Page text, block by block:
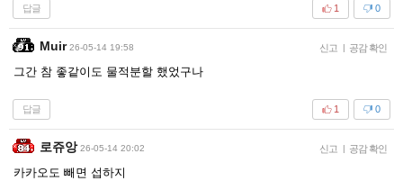
답글 0
1
Muir 26-05-14 19:58 신고 | 공감 확인
그간 참 좋같이도 물적분할 했었구나
답글 0
1
로쥬앙 26-05-14 20:02 신고 | 공감 확인
카카오도 빼면 섭하지